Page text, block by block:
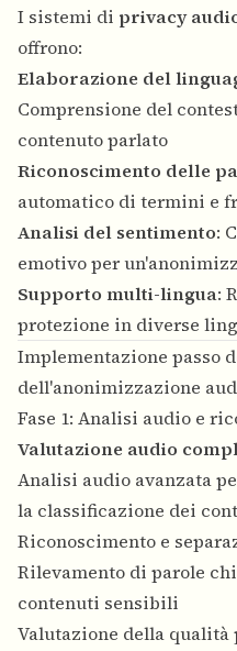
I sistemi di privacy
offrono:
Elaborazione del
Comprensione del
contenuto parlato
Riconoscimento delle
automatico di termini e
Analisi del sentimento:
emotivo per
Supporto multi-lingua:
protezione in diverse
Implementazione passo
dell'anonimizzazione
Fase 1: Analisi audio e
Valutazione audio
Analisi audio avanzata
la classificazione dei
Riconoscimento e
Rilevamento di parole
contenuti sensibili
Valutazione della